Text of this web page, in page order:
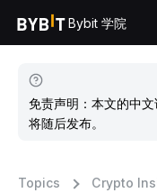
Bybit 学院
免责声明：本文的中
将随后发布。
Topics Crypto